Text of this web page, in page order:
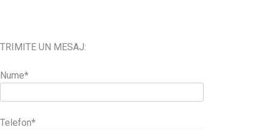
TRIMITE UN MESAJ:
Nume*
Telefon*